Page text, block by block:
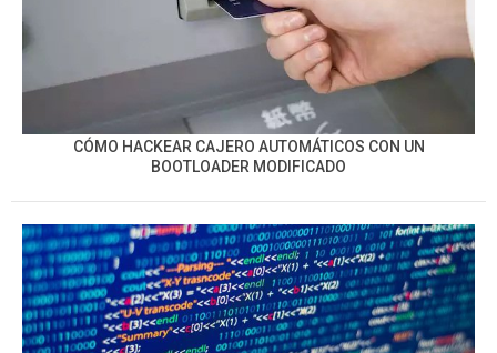
CÓMO HACKEAR CAJERO AUTOMÁTICOS CON UN
BOOTLOADER MODIFICADO